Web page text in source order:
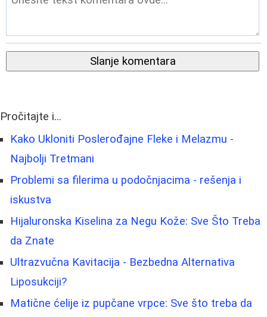
Slanje komentara
Pročitajte i...
Kako Ukloniti Poslerođajne Fleke i Melazmu -
Najbolji Tretmani
Problemi sa filerima u podočnjacima - rešenja i
iskustva
Hijaluronska Kiselina za Negu Kože: Sve Što Treba
da Znate
Ultrazvučna Kavitacija - Bezbedna Alternativa
Liposukciji?
Matične ćelije iz pupčane vrpce: Sve što treba da